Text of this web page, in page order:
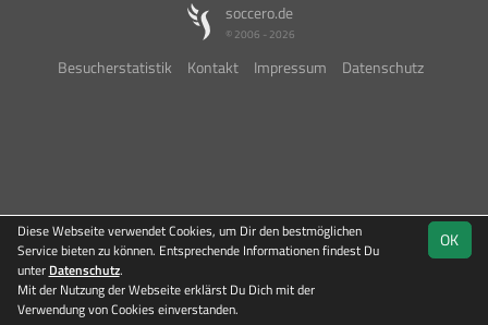
soccero.de
© 2006 - 2026
Besucherstatistik Kontakt Impressum Datenschutz
OK
Diese Webseite verwendet Cookies, um Dir den bestmöglichen
Service bieten zu können. Entsprechende Informationen findest Du
unter Datenschutz.
Mit der Nutzung der Webseite erklärst Du Dich mit der
Verwendung von Cookies einverstanden.